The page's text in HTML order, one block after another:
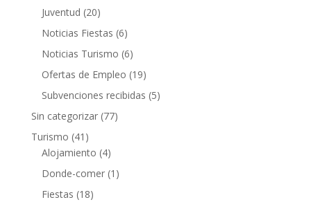
Juventud (20)
Noticias Fiestas (6)
Noticias Turismo (6)
Ofertas de Empleo (19)
Subvenciones recibidas (5)
Sin categorizar(77)
Turismo (41)
Alojamiento (4)
Donde-comer(1)
Fiestas (18)